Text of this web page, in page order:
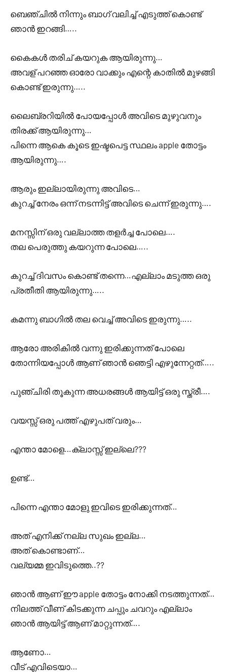
ബെഞ്ചിൽ നിന്നും ബാഗ് വലിച്ച് എടുത്ത് കൊണ്ട്
ഞാൻ ഇറങ്ങി…..
കൈകൾ തരിച് കയറുക ആയിരുന്നു…
അവള് പറഞ്ഞ ഓരോ വാക്കും എന്റെ കാതിൽ മുഴങ്ങി
കൊണ്ട് ഇരുന്നു…..
ലൈബ്രറിയിൽ പോയപ്പോൾ അവിടെ മുഴുവനും
തിരക്ക് ആയിരുന്നു…
പിന്നെ ആകെ കൂടെ ഇഷ്ടപെട്ട സ്ഥലം apple തോട്ടം
ആയിരുന്നു….
ആരും ഇല്ലായിരുന്നു അവിടെ…
കുറച്ച് നേരം ഒന്ന് നടന്നിട്ട് അവിടെ ചെന്ന് ഇരുന്നു….
മനസ്സിന് ഒരു വല്ലാത്ത തളർച്ച പോലെ….
തല പെരുത്തു കയറുന്ന പോലെ…..
കുറച്ച് ദിവസം കൊണ്ട് തന്നെ…എല്ലാം മടുത്ത ഒരു
പ്രതീതി ആയിരുന്നു…..
കമന്നു ബാഗിൽ തല വെച്ച് അവിടെ ഇരുന്നു…..
ആരോ അരികിൽ വന്നു ഇരിക്കുന്നത് പോലെ
തോന്നിയപ്പോൾ ആണ് ഞാൻ ഞെട്ടി എഴുന്നേറ്റത്…..
പുഞ്ചിരി തൂകുന്ന അധരങ്ങൾ ആയിട്ട് ഒരു സ്ത്രീ….
വയസ്സ് ഒരു പത്ത് എഴുപത് വരും…
എന്താ മോളെ…ക്ലാസ്സ് ഇല്ലെ???
ഉണ്ട്…
പിന്നെ എന്താ മോളു ഇവിടെ ഇരിക്കുന്നത്…
അത് എനിക്ക് നല്ല സുഖം ഇല്ല…
അത് കൊണ്ടാണ്…
വല്യമ്മ ഇവിടുത്തെ..??
ഞാൻ ആണ് ഈ apple തോട്ടം നോക്കി നടത്തുന്നത്…
നിലത്ത് വീണ് കിടക്കുന്ന ചപ്പും ചവറും എല്ലാം
ഞാൻ ആയിട്ട് ആണ് മാറ്റുന്നത്….
ആണോ…
വീട് എവിടെയാ…